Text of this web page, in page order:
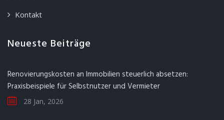
Kontakt
Neueste Beiträge
Renovierungskosten an Immobilien steuerlich absetzen:
Praxisbeispiele für Selbstnutzer und Vermieter
28 Jan, 2026